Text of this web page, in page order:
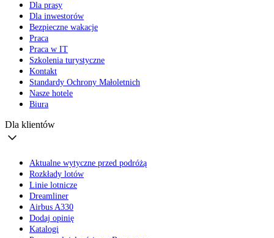
Dla prasy
Dla inwestorów
Bezpieczne wakacje
Praca
Praca w IT
Szkolenia turystyczne
Kontakt
Standardy Ochrony Małoletnich
Nasze hotele
Biura
Dla klientów
Aktualne wytyczne przed podróżą
Rozkłady lotów
Linie lotnicze
Dreamliner
Airbus A330
Dodaj opinię
Katalogi